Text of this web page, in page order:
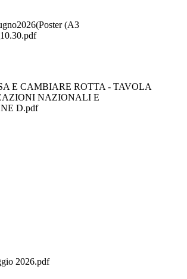
(A3
E CAMBIARE ROTTA - TAVOLA
NAZIONALI E
D.pdf
2026.pdf